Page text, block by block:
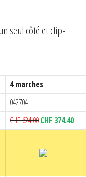
4 marches
042704
CHF624.00Le
prix
était :
CHF 624.00.
CHF 374.40Le
prix